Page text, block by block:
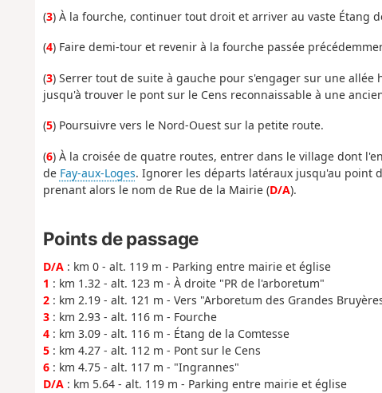
(3) À la fourche, continuer tout droit et arriver au vaste Étang
(4) Faire demi-tour et revenir à la fourche passée
(3) Serrer tout de suite à gauche pour s'engager sur une
jusqu'à trouver le pont sur le Cens reconnaissable à une
(5) Poursuivre vers le Nord-Ouest sur la petite route.
(6) À la croisée de quatre routes, entrer dans le village dont
de Fay-aux-Loges. Ignorer les départs latéraux jusqu'au point
prenant alors le nom de Rue de la Mairie (D/A).
Points de passage
D/A: km 0 - alt. 119 m - Parking entre mairie et église
1 : km 1.32 - alt. 123 m - À droite "PR de l'arboretum"
2: km 2.19 - alt. 121 m - Vers "Arboretum des Grandes
3: km 2.93 - alt. 116 m - Fourche
4: km 3.09 - alt. 116 m - Étang de la Comtesse
5: km 4.27 - alt. 112 m - Pont sur le Cens
6: km 4.75 - alt. 117 m - "Ingrannes"
D/A: km 5.64 - alt. 119 m - Parking entre mairie et église